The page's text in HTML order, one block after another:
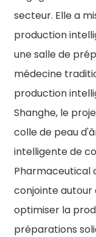
secteur. Elle a
production
une salle de
médecine
production
Shanghe, le
colle de peau
intelligente de
Pharmaceutical
conjointe autour
optimiser la
préparations